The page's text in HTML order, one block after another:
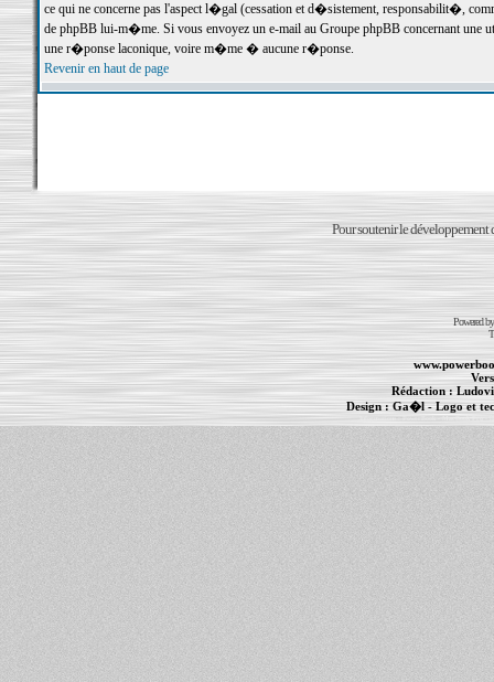
ce qui ne concerne pas l'aspect l�gal (cessation et d�sistement, responsabilit�,
de phpBB lui-m�me. Si vous envoyez un e-mail au Groupe phpBB concernant une
une r�ponse laconique, voire m�me � aucune r�ponse.
Revenir en haut de page
Pour soutenir le développement
Powered
Rédaction :
Design :Ga�l- Logo et
Informations :